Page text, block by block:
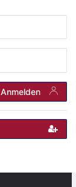
Anmelden